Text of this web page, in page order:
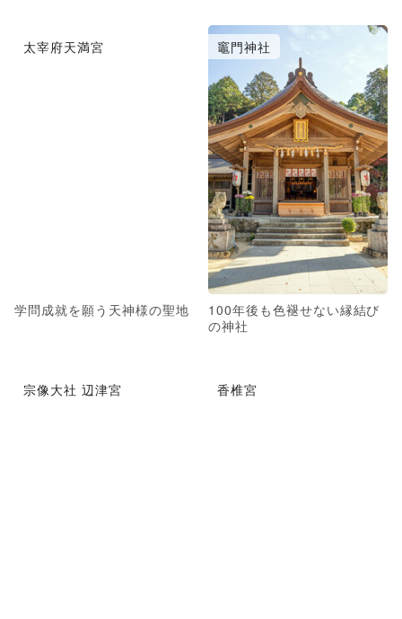
太宰府天満宮
学問成就を願う天神様の聖地
竈門神社
100年後も色褪せない縁結び
の神社
宗像大社 辺津宮 香椎宮